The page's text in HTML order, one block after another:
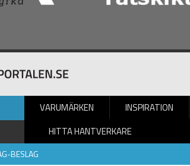
VARUMÄRKEN INSPIRATION
HITTA HANTVERKARE
BESLAG» Krokar-Handtag-Beslag - Nyheter